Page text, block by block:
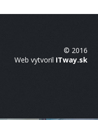
© 2016
Web vytvoril ITway.sk